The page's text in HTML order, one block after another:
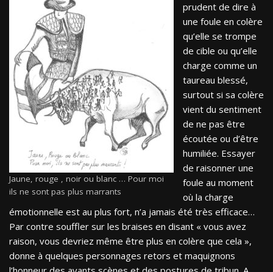
Jaune, rouge , noir ou blanc … Pour moi
ils ne sont pas plus marrants
prudent de dire à
une foule en colère
qu’elle se trompe
de cible ou qu’elle
charge comme un
taureau blessé,
surtout si sa colère
vient du sentiment
de ne pas être
écoutée ou d’être
humiliée. Essayer
de raisonner une
foule au moment
où la charge
émotionnelle est au plus fort, n’a jamais été très efficace…
Par contre souffler sur les braises en disant « vous avez
raison, vous devriez même être plus en colère que cela »,
donne à quelques personnages retors et maquignons